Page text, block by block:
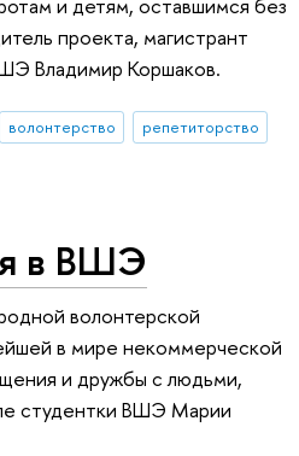
проекта, магистрант
Владимир Коршаков.
волонтерство
репетиторство
в ВШЭ
волонтерской
в мире некоммерческой
и дружбы с людьми,
студентки ВШЭ Марии